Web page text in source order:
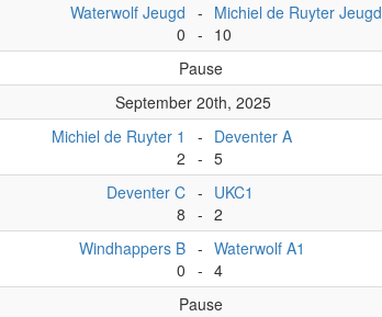
Waterwolf Jeugd
0
-
-
Michiel de Ruyter Jeugd
10
Pause
September 20th, 2025
Michiel de Ruyter 1
2
-
-
Deventer A
5
Deventer C
8
-
-
UKC1
2
Windhappers B
0
-
-
Waterwolf A1
4
Pause